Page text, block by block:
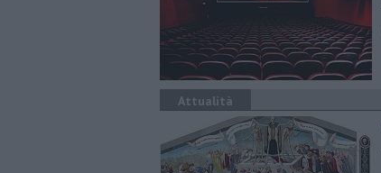
Attualità